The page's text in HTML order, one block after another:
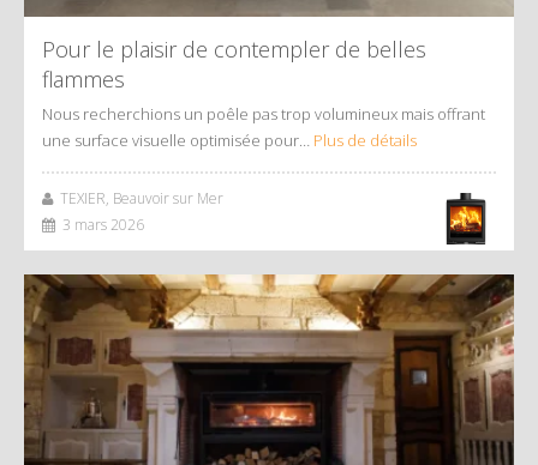
Pour le plaisir de contempler de belles
flammes
Nous recherchions un poêle pas trop volumineux mais offrant
une surface visuelle optimisée pour… Plus de détails
TEXIER, Beauvoir sur Mer
3 mars 2026